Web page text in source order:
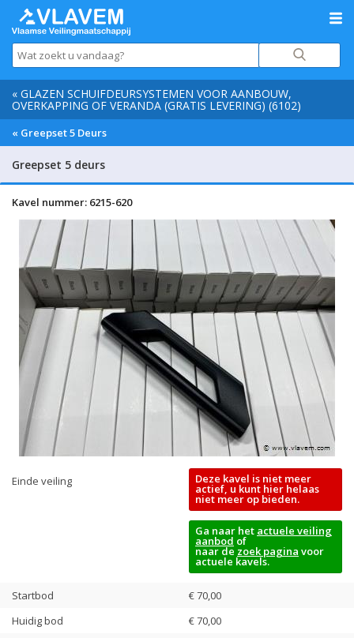
« GLAZEN SCHUIFDEURSYSTEMEN VOOR AANBOUW,
OVERKAPPING OF VERANDA (GRATIS LEVERING) (6102)
« Greepset 5 Deurs
Greepset 5 deurs
Kavel nummer: 6215-620
Einde veiling Deze kavel is niet meer
actief, u kunt hier helaas
niet meer op bieden.
Ga naar het actuele veiling
aanbod of
naar de zoek pagina voor
actuele kavels.
Startbod
€ 70,00
Huidig bod
€70,00